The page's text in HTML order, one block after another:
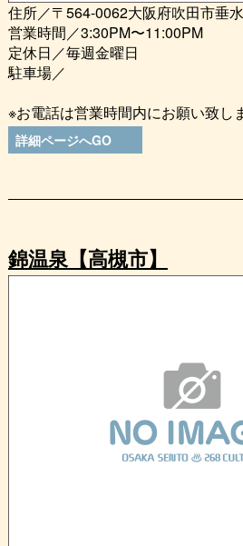
住所／〒564-0062大阪府吹田市垂
営業時間／3:30PM〜11:00PM
定休日／毎週金曜日
駐車場／
※お電話は営業時間内にお願い致し
詳細ページへGO
錦温泉【高槻市】